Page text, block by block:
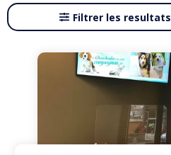
Filtrer les resultats